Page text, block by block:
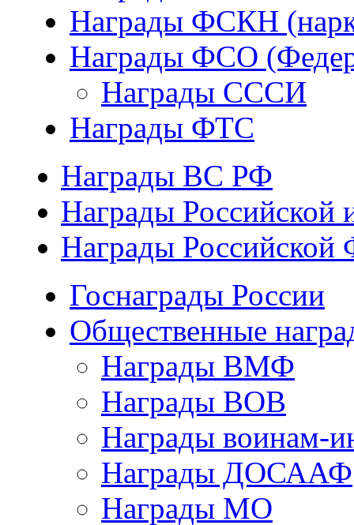
Награды ФСКН
Награды ФСО
Награды СССИ
Награды ФТС
Награды ВС РФ
Награды Российской
Награды Российской
Госнаграды России
Общественные
Награды ВМФ
Награды ВОВ
Награды воинам-
Награды ДОСААФ
Награды МО